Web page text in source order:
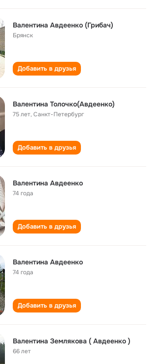
Валентина Авдеенко (Грибач)
Брянск
Добавить в друзья
Валентина Толочко(Авдеенко)
75 лет,Санкт-Петербург
Добавить в друзья
Валентина Авдеенко
74 года
Добавить в друзья
Валентина Авдеенко
74 года
Добавить в друзья
Валентина Землякова ( Авдеенко )
66 лет